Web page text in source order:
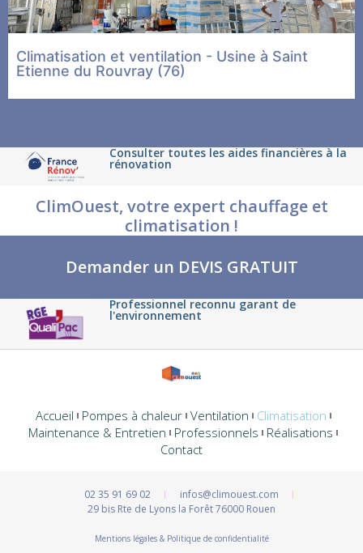
Climatisation et ventilation - Usine à Saint
Etienne du Rouvray (76)
Consulter toutes les aides financières à la
rénovation
ClimOuest, votre expert chauffage et
climatisation !
Demander un DEVIS GRATUIT
Professionnel reconnu garant de
l'environnement
Accueil Pompes à chaleur Ventilation Climatisation
Maintenance & Entretien Professionnels Réalisations
Contact
Mentions légales & Politique de confidentialité
02 35 91 69 02
infos@climouest.com
29 bis Rte de Lyons la Forêt 76000 Rouen